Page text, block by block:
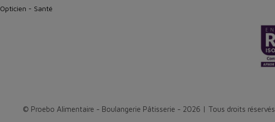
Opticien - Santé
© Proebo Alimentaire - Boulangerie Pâtisserie - 2026 | Tous droits réservés